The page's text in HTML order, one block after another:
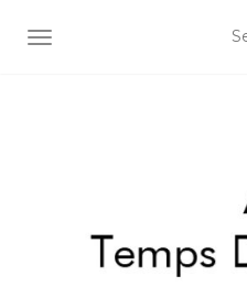
AFFICHER/MASQUER LA